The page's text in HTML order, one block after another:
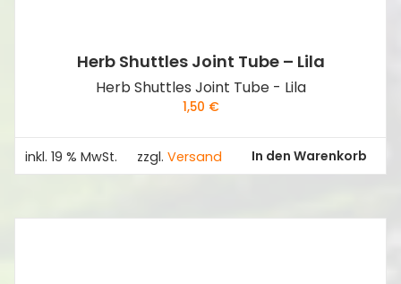
Herb Shuttles Joint Tube – Lila
Herb Shuttles Joint Tube - Lila
1,50 €
inkl. 19 % MwSt. zzgl. Versand In den Warenkorb